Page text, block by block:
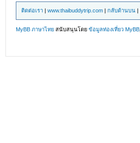
ติดต่อเรา |www.thaibuddytrip.com |กลับด้านบน |
MyBB ภาษาไทย สนับสนุนโดยข้อมูลท่องเที่ยว MyBB